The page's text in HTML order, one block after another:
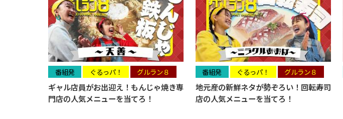
番組発 ぐるっパ！ グルラン８
ギャル店員がお出迎え！もんじゃ焼き専
門店の人気メニューを当てろ！
番組発 ぐるっパ！ グルラン８
地元産の新鮮ネタが勢ぞろい！回転寿司
店の人気メニューを当てろ！